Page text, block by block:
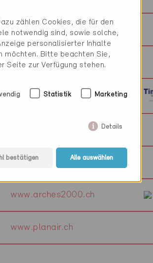
www.jean-chatelain.ch
www.joliat.ch
www.timbatec.ch
www.projelectro.ch
www.gazsa.ch
www.arches2000.ch
www.planair.ch
zählen Cookies, die für den
notwendig sind, sowie solche,
personalisierter Inhalte
möchten. Bitte beachten Sie,
Seite zur Verfügung stehen.
Statistik Marketing
Details
bestätigen Alle auswählen